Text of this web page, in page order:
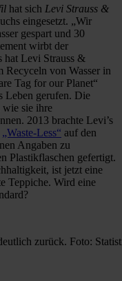
hat sich Levi Strauss &
eingesetzt. „Wir
gespart und 30
wirbt der
hat Levi Strauss &
Recyceln von Wasser in
Tag for our Planet“
Leben gerufen. Die
wie sie ihre
2013 brachte Levi’s
„Waste-Less“ auf den
Angaben zu
Plastikflaschen gefertigt.
ist jetzt eine
Teppiche. Wird eine
zurück. Foto: